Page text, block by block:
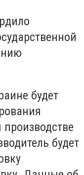
будет
будет